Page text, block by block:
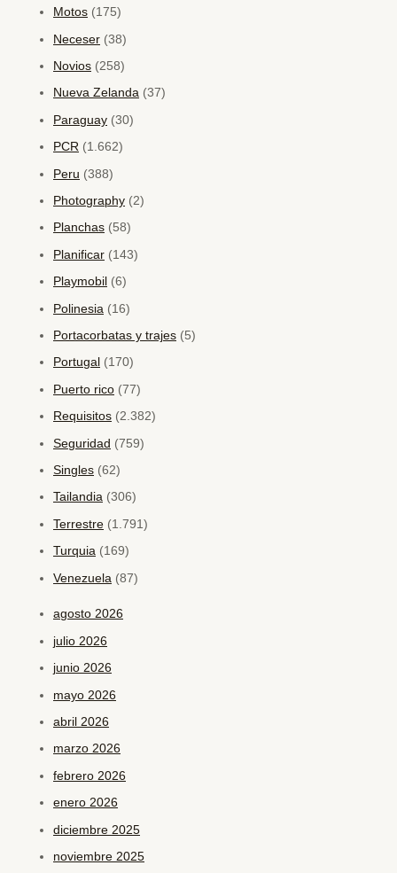
Motos (175)
Neceser (38)
Novios (258)
Nueva Zelanda (37)
Paraguay (30)
PCR (1.662)
Peru (388)
Photography (2)
Planchas (58)
Planificar (143)
Playmobil (6)
Polinesia (16)
Portacorbatas y trajes (5)
Portugal (170)
Puerto rico (77)
Requisitos (2.382)
Seguridad (759)
Singles (62)
Tailandia (306)
Terrestre (1.791)
Turquia (169)
Venezuela (87)
agosto 2026
julio 2026
junio 2026
mayo 2026
abril 2026
marzo 2026
febrero 2026
enero 2026
diciembre 2025
noviembre 2025